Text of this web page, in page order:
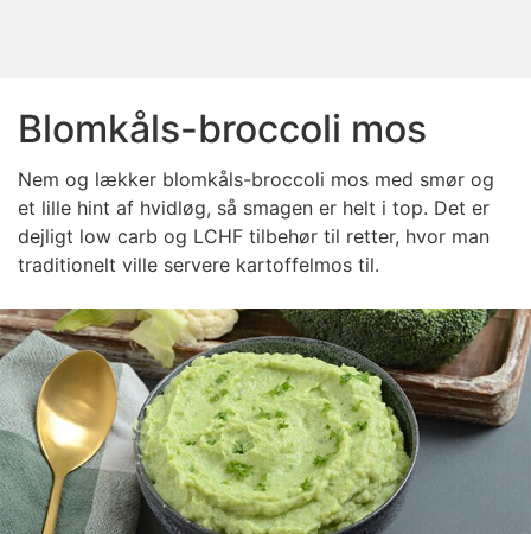
Blomkåls-broccoli mos
Nem og lækker blomkåls-broccoli mos med smør og
et lille hint af hvidløg, så smagen er helt i top. Det er
dejligt low carb og LCHF tilbehør til retter, hvor man
traditionelt ville servere kartoffelmos til.